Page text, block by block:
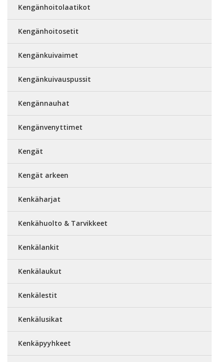
Kengänhoitolaatikot
Kengänhoitosetit
Kengänkuivaimet
Kengänkuivauspussit
Kengännauhat
Kengänvenyttimet
Kengät
Kengät arkeen
Kenkäharjat
Kenkähuolto & Tarvikkeet
Kenkälankit
Kenkälaukut
Kenkälestit
Kenkälusikat
Kenkäpyyhkeet